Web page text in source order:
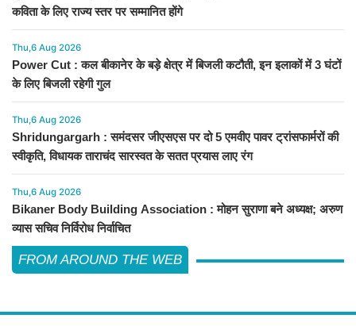
कविता के लिए राज्य स्तर पर सम्मानित होंगे
Thu,6 Aug 2026
Power Cut : कल बीकानेर के बड़े क्षेत्र में बिजली कटौती, इन इलाकों में 3 घंटों
के लिए बिजली रहेगी गुल
Thu,6 Aug 2026
Shridungargarh : समंदसर जीएसएस पर दो 5 एमवीए पावर ट्रांसफार्मरों की
स्वीकृति, विधायक ताराचंद सारस्वत के सतत प्रयास लाए रंग
Thu,6 Aug 2026
Bikaner Body Building Association : मोहन सुराणा बने अध्यक्ष; अरुण
व्यास सचिव निर्विरोध निर्वाचित
FROM AROUND THE WEB